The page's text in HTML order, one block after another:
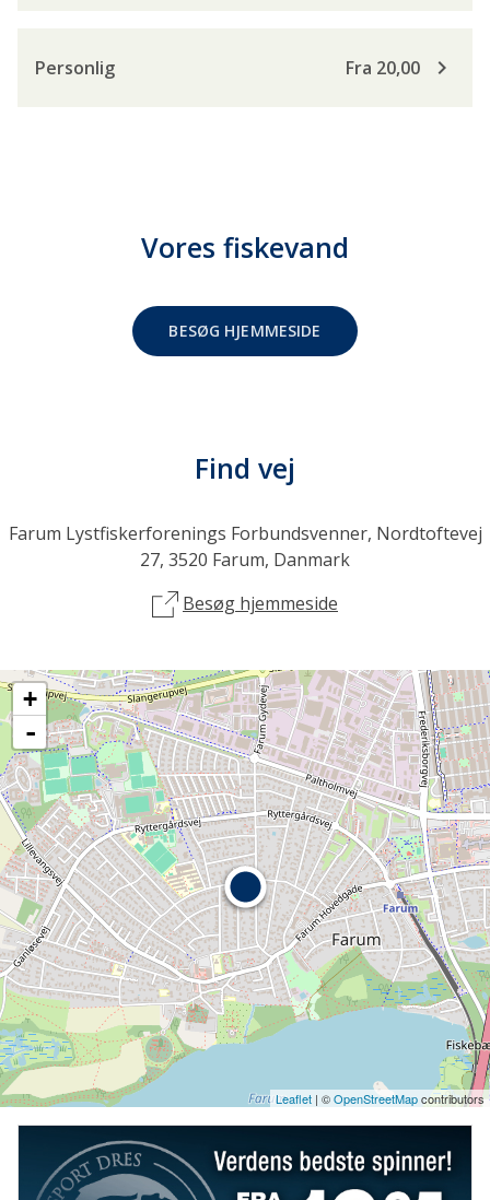
Personlig Fra 20,00 keyboard_arrow_right
Vores fiskevand
BESØG HJEMMESIDE
Find vej
Farum Lystfiskerforenings Forbundsvenner, Nordtoftevej
27, 3520 Farum, Danmark
Besøg hjemmeside
+
-
Leaflet | ©OpenStreetMapcontributors